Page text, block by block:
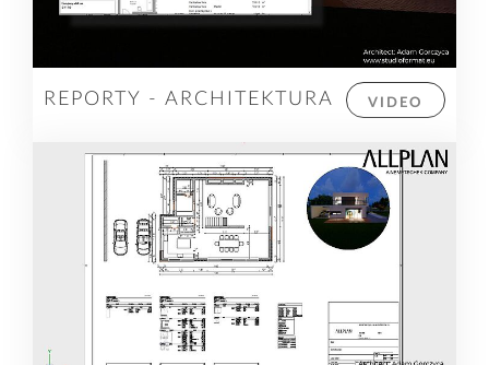
VIDEO
REPORTY - ARCHITEKTURA